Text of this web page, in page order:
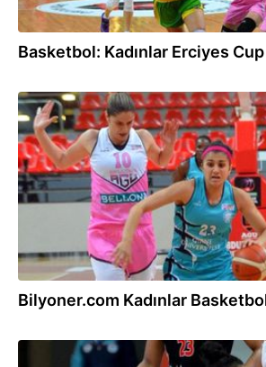
Basketbol: Kadınlar Erciyes
27.03.2017
Bilyoner.com Kadınlar
11.02.2017